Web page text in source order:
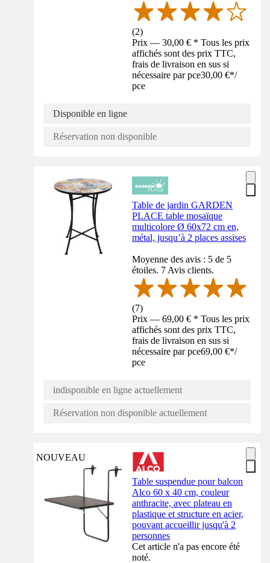
(2)
Prix — 30,00 € * Tous les prix
affichés sont des prix TTC,
frais de livraison en sus si
nécessaire par pce30,00 €*/
pce
Disponible en ligne
Réservation non disponible
Table de jardin GARDEN
PLACE table mosaïque
multicolore Ø 60x72 cm en,
métal, jusqu’à 2 places assises
Moyenne des avis : 5 de 5
étoiles. 7 Avis clients.
(7)
Prix — 69,00 € * Tous les prix
affichés sont des prix TTC,
frais de livraison en sus si
nécessaire par pce69,00 €*/
pce
indisponible en ligne actuellement
Réservation non disponible actuellement
NOUVEAU
Table suspendue pour balcon
Alco 60 x 40 cm, couleur
anthracite, avec plateau en
plastique et structure en acier,
pouvant accueillir jusqu'à 2
personnes
Cet article n'a pas encore été
noté.